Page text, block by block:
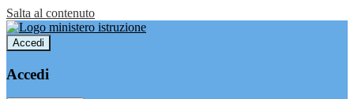
Salta al contenuto
Accedi
Accedi